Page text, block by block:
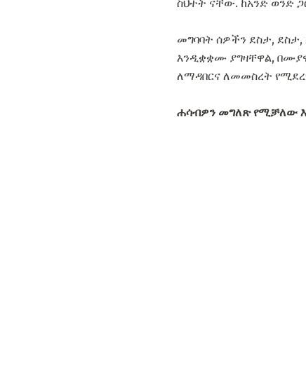
ስህተት ናቸው. ከአንድ ወንድ
መግባባት ሰዎችን ደስታ,
እንዲቋቋሙ ያግዛቸዋል,
ለማዳበርና ለመመስረት
ሐሳብዎን መግለጽ የሚቻለው